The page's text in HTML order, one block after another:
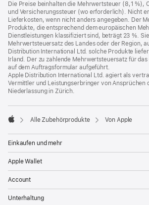
Die Preise beinhalten die Mehrwertsteuer (8,1 %),
und Versicherungssteuer (wo erforderlich). Nicht
Lieferkosten, wenn nicht anders angegeben. Der
Produkte, die entsprechend dem europäischen
Dienstleistungen klassifiziert sind, beträgt 23 %.
Mehrwertsteuersatz des Landes oder der Region,
Distribution International Ltd. solche Produkte
Irland. Der zu zahlende Mehrwertsteuersatz für
auf dem Auftragsformular aufgeführt.
Apple Distribution International Ltd. agiert als
Vermittler und Leistungserbringer von Ansprüchen
Niederlassung in Zürich.
Alle Zubehörprodukte Von Apple
Einkaufen und mehr
Apple Wallet
Account
Unterhaltung